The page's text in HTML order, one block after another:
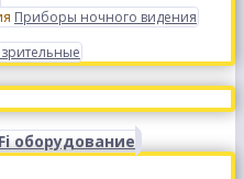
Приборы ночного видения
оборудование